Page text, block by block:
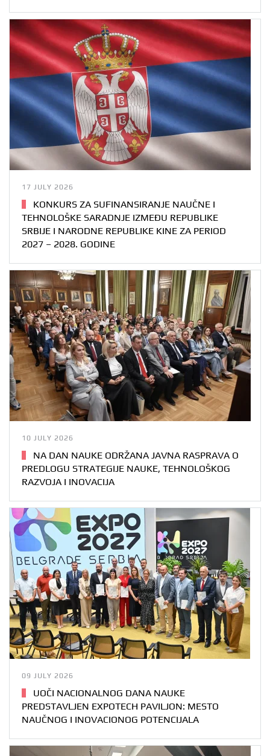
17 JULY 2026
KONKURS ZA SUFINANSIRANJE NAUČNE I
TEHNOLOŠKE SARADNJE IZMEĐU REPUBLIKE
SRBIJE I NARODNE REPUBLIKE KINE ZA PERIOD
2027 – 2028. GODINE
10 JULY 2026
NA DAN NAUKE ODRŽANA JAVNA RASPRAVA O
PREDLOGU STRATEGIJE NAUKE, TEHNOLOŠKOG
RAZVOJA I INOVACIJA
09 JULY 2026
UOČI NACIONALNOG DANA NAUKE
PREDSTAVLJEN EXPOTECH PAVILJON: MESTO
NAUČNOG I INOVACIONOG POTENCIJALA